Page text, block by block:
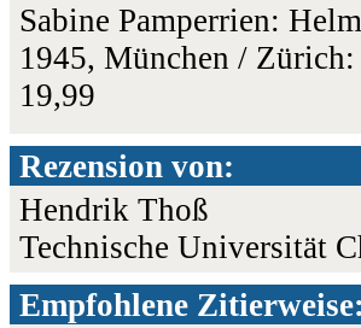
Sabine Pamperrien:
1945, München /
19,99
Rezension von:
Hendrik Thoß
Technische Universität
Empfohlene Zitierweise: